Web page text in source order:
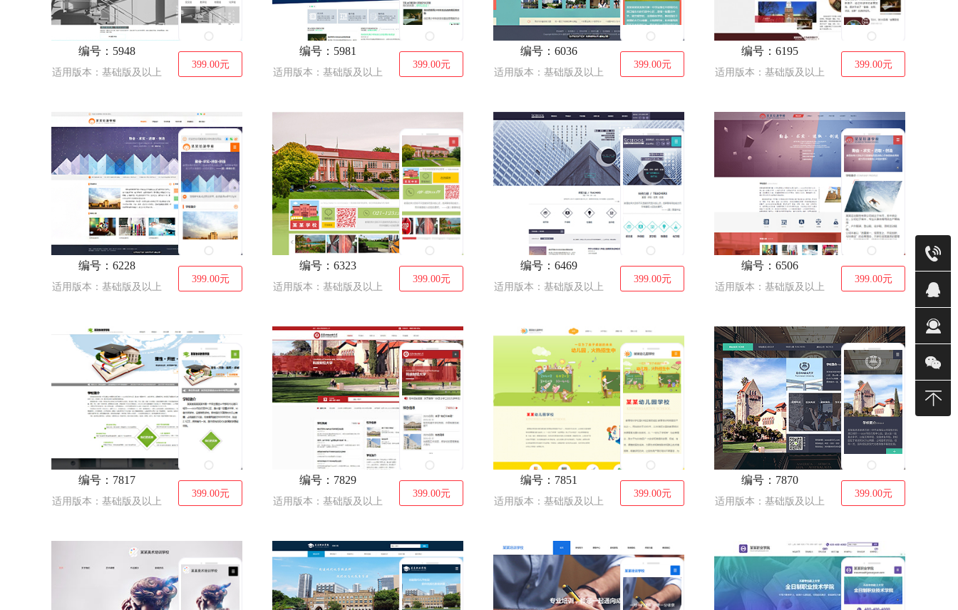
编号：5948
适用版本：基础版及以上
399.00元
编号：5981
适用版本：基础版及以上
399.00元
编号：6036
适用版本：基础版及以上
399.00元
编号：6195
适用版本：基础版及以上
399.00元
编号：6228
适用版本：基础版及以上
399.00元
编号：6323
适用版本：基础版及以上
399.00元
编号：6469
适用版本：基础版及以上
399.00元
编号：6506
适用版本：基础版及以上
399.00元
编号：7817
适用版本：基础版及以上
399.00元
编号：7829
适用版本：基础版及以上
399.00元
编号：7851
适用版本：基础版及以上
399.00元
编号：7870
适用版本：基础版及以上
399.00元
售前
销售(平)
销售(强)
销售(冰)